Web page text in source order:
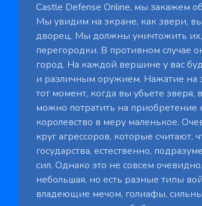
Castle Defense Online, мы закажем
Мы увидим на экране, как звери,
дворец. Мы должны уничтожить их,
перегородки. В противном случае
город. На каждой вершине у вас
и различным оружием. Нажатие на
тот момент, когда вы убьете зверя,
можно потратить на
королевство в меру маленькое.
круг агрессоров, которые
государства, естественно,
сил. Однако это не совсем
небольшая, но есть разные типы
владеющие мечом, голиафы,